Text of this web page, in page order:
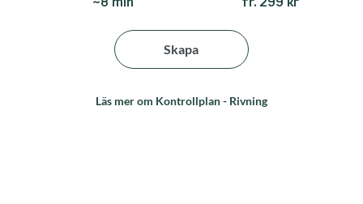
Skapa
Läs mer om Kontrollplan - Rivning